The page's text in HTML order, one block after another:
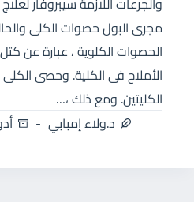
مجرى البول حصوات الكلى
الحصوات الكلوية ، عبارة عن
الأملاح فى الكلية. وحصى
الكليتين. ومع ذلك ،…
د.ولاء إمبابي